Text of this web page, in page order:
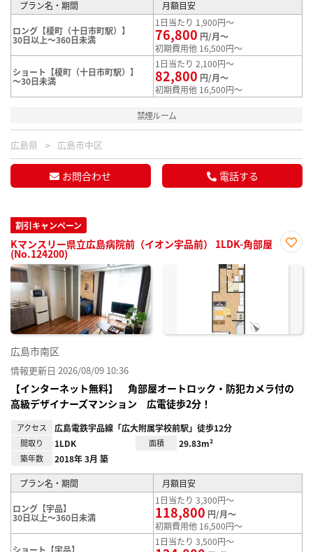
プラン名・期間 月額目安
ロング【榎町（十日市町駅）】
30日以上～360日未満
1日当たり 1,900円～
76,800 円/月～
初期費用他 16,500円～
ショート【榎町（十日市町駅）】
～30日未満
1日当たり 2,100円～
82,800 円/月～
初期費用他 16,500円～
禁煙ルーム
広島県 広島市中区
お問合わせ 電話する
割引キャンペーン
Kマンスリー県立広島病院前（イオン宇品前） 1LDK-角部屋
(No.124200)
に入
広島市南区
情報更新日 2026/08/09 10:36
【インターネット無料】 角部屋オートロック・防犯カメラ付の
高級デザイナーズマンション 広電徒歩2分！
アクセス 広島電鉄宇品線「広大附属学校前駅」徒歩12分
間取り 1LDK 面積 29.83m²
築年数 2018年 3月 築
プラン名・期間 月額目安
ロング【宇品】
30日以上～360日未満
1日当たり 3,300円～
118,800 円/月～
初期費用他 16,500円～
ショート【宇品】
1日当たり 3,500円～